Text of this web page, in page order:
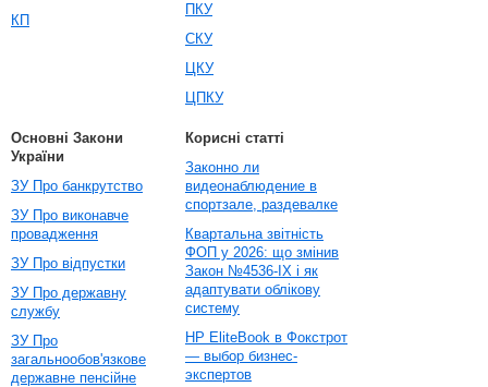
КП
ПКУ
СКУ
ЦКУ
ЦПКУ
Основні Закони
України
ЗУ Про банкрутство
ЗУ Про виконавче
провадження
ЗУ Про відпустки
ЗУ Про державну
службу
ЗУ Про
загальнообов'язкове
державне пенсійне
Корисні статті
Законно ли
видеонаблюдение в
спортзале, раздевалке
Квартальна звітність
ФОП у 2026: що змінив
Закон №4536-IX і як
адаптувати облікову
систему
HP EliteBook в Фокстрот
— выбор бизнес-
экспертов